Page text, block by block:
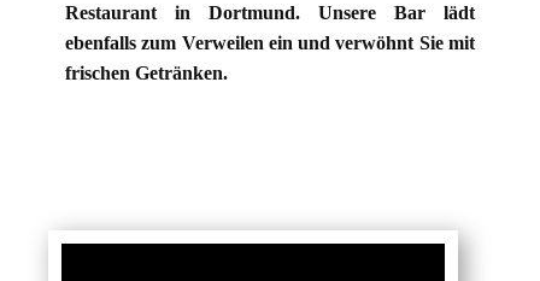
Restaurant in Dortmund. Unsere Bar lädt
ebenfalls zum Verweilen ein und verwöhnt Sie mit
frischen Getränken.